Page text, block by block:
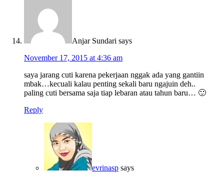
Anjar Sundari says
November 17, 2015 at 4:36 am
saya jarang cuti karena pekerjaan nggak ada yang gantiin
mbak…kecuali kalau penting sekali baru ngajuin deh..
paling cuti bersama saja tiap lebaran atau tahun baru… 🙂
Reply
evrinasp says